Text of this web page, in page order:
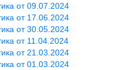
от 09.07.2024
от 17.06.2024
от 30.05.2024
от 11.04.2024
от 21.03.2024
от 01.03.2024